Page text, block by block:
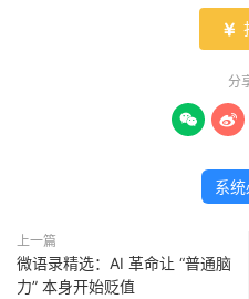

分
 
系
上一篇
微语录精选：AI 革命让 “普通脑
力” 本身开始贬值